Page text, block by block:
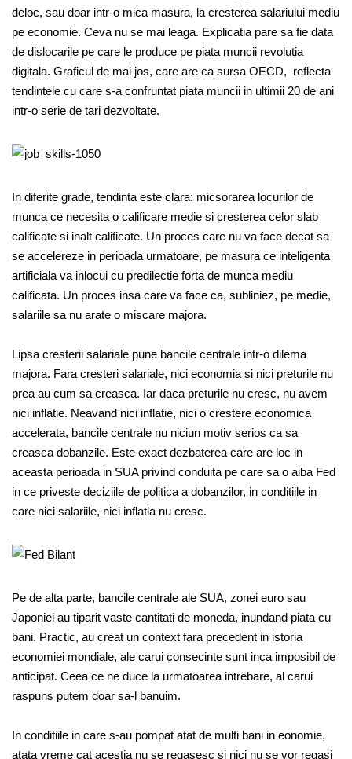
deloc, sau doar intr-o mica masura, la cresterea salariului mediu
pe economie. Ceva nu se mai leaga. Explicatia pare sa fie data
de dislocarile pe care le produce pe piata muncii revolutia
digitala. Graficul de mai jos, care are ca sursa OECD, reflecta
tendintele cu care s-a confruntat piata muncii in ultimii 20 de ani
intr-o serie de tari dezvoltate.
In diferite grade, tendinta este clara: micsorarea locurilor de
munca ce necesita o calificare medie si cresterea celor slab
calificate si inalt calificate. Un proces care nu va face decat sa
se accelereze in perioada urmatoare, pe masura ce inteligenta
artificiala va inlocui cu predilectie forta de munca mediu
calificata. Un proces insa care va face ca, subliniez, pe medie,
salariile sa nu arate o miscare majora.
Lipsa cresterii salariale pune bancile centrale intr-o dilema
majora. Fara cresteri salariale, nici economia si nici preturile nu
prea au cum sa creasca. Iar daca preturile nu cresc, nu avem
nici inflatie. Neavand nici inflatie, nici o crestere economica
accelerata, bancile centrale nu niciun motiv serios ca sa
creasca dobanzile. Este exact dezbaterea care are loc in
aceasta perioada in SUA privind conduita pe care sa o aiba Fed
in ce priveste deciziile de politica a dobanzilor, in conditiile in
care nici salariile, nici inflatia nu cresc.
Pe de alta parte, bancile centrale ale SUA, zonei euro sau
Japoniei au tiparit vaste cantitati de moneda, inundand piata cu
bani. Practic, au creat un context fara precedent in istoria
economiei mondiale, ale carui consecinte sunt inca imposibil de
anticipat. Ceea ce ne duce la urmatoarea intrebare, al carui
raspuns putem doar sa-l banuim.
In conditiile in care s-au pompat atat de multi bani in eonomie,
atata vreme cat acestia nu se regasesc si nici nu se vor regasi